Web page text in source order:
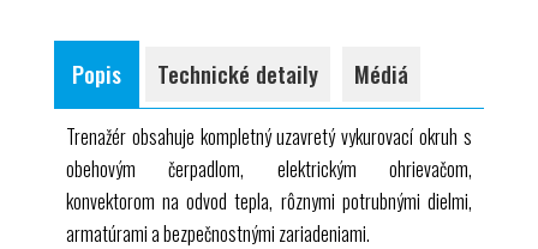
energetické bilancie
určenie účinnosti čerpadla z hydraulického výkonu a
spotreby elektrickej energie
prenos tepla s konvektorom (výmenník tepla voda-
vzduch s ventilátorom)
porovnanie obehových čerpadiel
čerpadlá, ohrievač a ventilátor konvektora, ovládané
cez PC
Popis Technické detaily Médiá
Trenažér obsahuje kompletný uzavretý vykurovací okruh s
obehovým čerpadlom, elektrickým ohrievačom,
konvektorom na odvod tepla, rôznymi potrubnými dielmi,
armatúrami a bezpečnostnými zariadeniami.